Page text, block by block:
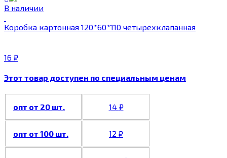
В наличии
Коробка картонная 120*60*110 четырехклапанная
16 ₽
Этот товар доступен по специальным ценам
опт от 20 шт. 14 ₽
опт от 100 шт. 12 ₽